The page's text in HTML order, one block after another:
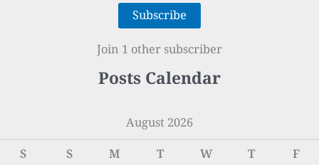
Subscribe
Join 1 other subscriber
Posts Calendar
August 2026
S
S M T W T
F